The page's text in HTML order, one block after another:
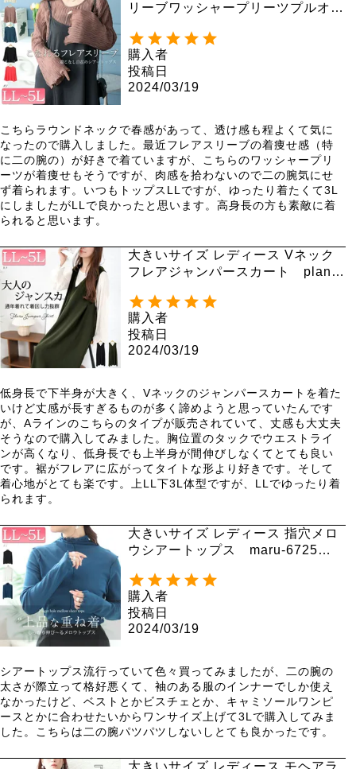
リーブワッシャープリーツプルオー
購入者
投稿日
2024/03/19
こちらラウンドネックで春感があって、透け感も程よくて気に
なったので購入しました。最近フレアスリーブの着痩せ感（特
に二の腕の）が好きで着ていますが、こちらのワッシャープリ
ーツが着痩せもそうですが、肉感を拾わないので二の腕気にせ
ず着られます。いつもトップスLLですが、ゆったり着たくて3L
にしましたがLLで良かったと思います。高身長の方も素敵に着
られると思います。
大きいサイズ レディース Vネック
フレアジャンパースカート plan-2
購入者
投稿日
2024/03/19
低身長で下半身が大きく、Vネックのジャンパースカートを着た
いけど丈感が長すぎるものが多く諦めようと思っていたんです
が、Aラインのこちらのタイプが販売されていて、丈感も大丈夫
そうなので購入してみました。胸位置のタックでウエストライ
ンが高くなり、低身長でも上半身が間伸びしなくてとても良い
です。裾がフレアに広がってタイトな形より好きです。そして
着心地がとても楽です。上LL下3L体型ですが、LLでゆったり着
られます。
大きいサイズ レディース 指穴メロ
ウシアートップス maru-6725
購入者
投稿日
2024/03/19
シアートップス流行っていて色々買ってみましたが、二の腕の
太さが際立って格好悪くて、袖のある服のインナーでしか使え
なかったけど、ベストとかビスチェとか、キャミソールワンピ
ースとかに合わせたいからワンサイズ上げて3Lで購入してみま
した。こちらは二の腕パツパツしないしとても良かったです。
大きいサイズ レディース モヘアラ